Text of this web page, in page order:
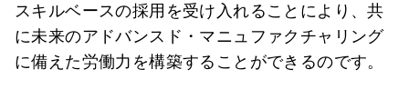
スキルベースの採用を受け入れることにより、共
に未来のアドバンスド・マニュファクチャリング
に備えた労働力を構築することができるのです。